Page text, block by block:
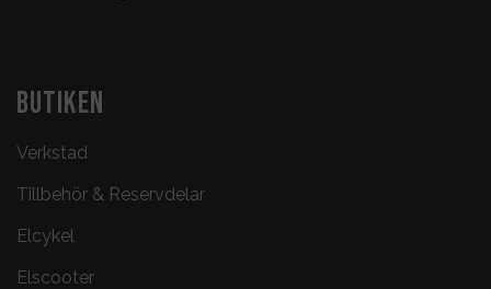
BUTIKEN
Verkstad
Tillbehör & Reservdelar
Elcykel
Elscooter